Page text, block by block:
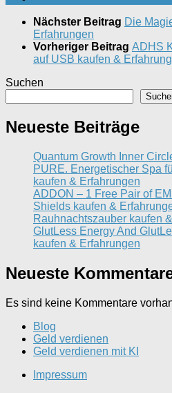
Nächster Beitrag Die
Erfahrungen
Vorheriger Beitrag ADHS
auf USB kaufen &
Suchen
Neueste Beiträge
Quantum Growth Inner
PURE. Energetischer Spa
kaufen & Erfahrungen
ADDON – 1 Free Pair of
Shields kaufen &
Rauhnachtszauber kaufen
GlutLess Energy And
kaufen & Erfahrungen
Neueste
Es sind keine Kommentare
Blog
Geld verdienen
Geld verdienen mit KI
Impressum